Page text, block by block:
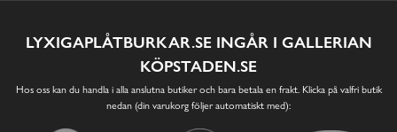
LYXIGAPLÅTBURKAR.SE INGÅR I GALLERIAN
KÖPSTADEN.SE
Hos oss kan du handla i alla anslutna butiker och bara betala en frakt. Klicka på valfri butik
nedan (din varukorg följer automatiskt med):